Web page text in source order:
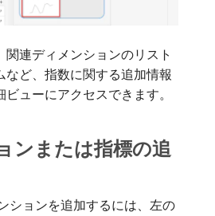
関連ディメンションのリスト
など、指数に関する追加情報
ビューにアクセスできます。
ンまたは指標の追
ションを追加するには、左の